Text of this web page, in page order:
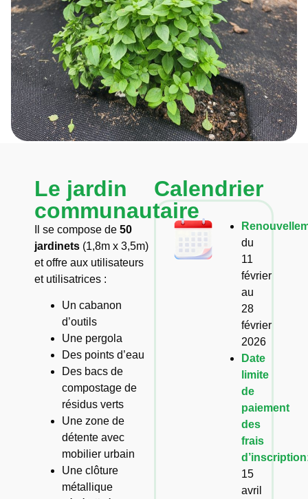
Le jardin
communautaire
Il se compose de 50
jardinets (1,8m x 3,5m)
et offre aux utilisateurs
et utilisatrices :
Un cabanon
d’outils
Une pergola
Des points d’eau
Des bacs de
compostage de
résidus verts
Une zone de
détente avec
mobilier urbain
Une clôture
métallique
Calendrier
du
11
février
au
28
février
2026
Date
limite
de
paiement
des
frais
15
avril